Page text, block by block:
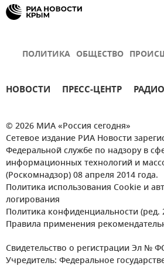
ПОЛИТИКА ОБЩЕСТВО
НОВОСТИ ПРЕСС-ЦЕНТР РАДИО
© 2026 МИА «Россия сегодня»
Сетевое издание РИА Новости
Федеральной службе по надзору в
информационных технологий и
(Роскомнадзор) 08 апреля 2014 года.
Политика использования Cookie и
логирования
Политика конфиденциальности (ред.
Правила применения
Свидетельство о регистрации Эл №
Учредитель: Федеральное